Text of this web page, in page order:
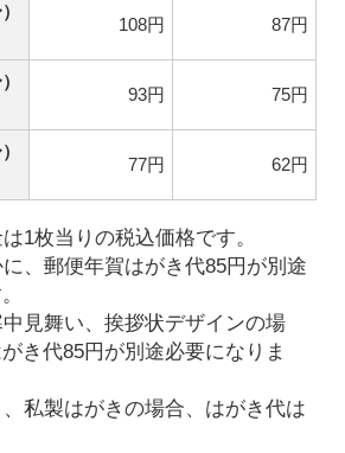
108円 87円
93円 75円
77円 62円
1枚当りの税込価格です。
、郵便年賀はがき代85円が別途
見舞い、挨拶状デザインの場
き代85円が別途必要になりま
私製はがきの場合、はがき代は